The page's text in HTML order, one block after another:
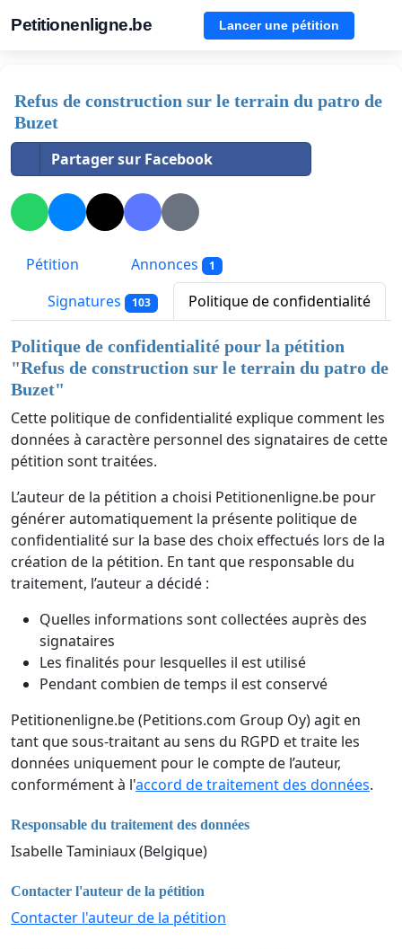
Petitionenligne.be Lancer une pétition
Refus de construction sur le terrain du patro de
Buzet
Partager sur Facebook
Pétition Annonces 1
Signatures 103 Politique de confidentialité
Politique de confidentialité pour la pétition
"Refus de construction sur le terrain du patro de
Buzet"
Cette politique de confidentialité explique comment les
données à caractère personnel des signataires de cette
pétition sont traitées.
L’auteur de la pétition a choisi Petitionenligne.be pour
générer automatiquement la présente politique de
confidentialité sur la base des choix effectués lors de la
création de la pétition. En tant que responsable du
traitement, l’auteur a décidé :
Quelles informations sont collectées auprès des
signataires
Les finalités pour lesquelles il est utilisé
Pendant combien de temps il est conservé
Petitionenligne.be (Petitions.com Group Oy) agit en
tant que sous-traitant au sens du RGPD et traite les
données uniquement pour le compte de l’auteur,
conformément à l'accord de traitement des données.
Responsable du traitement des données
Isabelle Taminiaux (Belgique)
Contacter l'auteur de la pétition
Contacter l'auteur de la pétition